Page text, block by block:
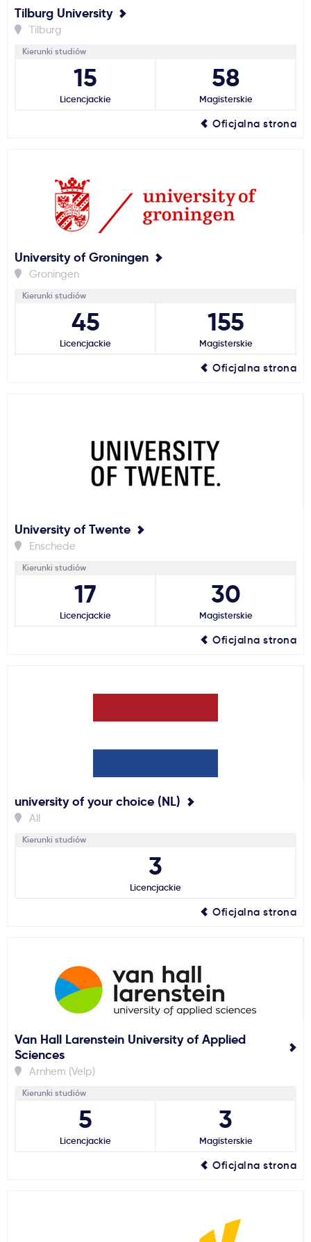
Tilburg University
Tilburg
Kierunki studiów
15
Licencjackie
58
Magisterskie
Oficjalna strona
University of Groningen
Groningen
Kierunki studiów
45
Licencjackie
155
Magisterskie
Oficjalna strona
University of Twente
Enschede
Kierunki studiów
17
Licencjackie
30
Magisterskie
Oficjalna strona
university of your choice (NL)
All
Kierunki studiów
3
Licencjackie
Oficjalna strona
Van Hall Larenstein University of Applied
Sciences
Arnhem (Velp)
Kierunki studiów
5
Licencjackie
3
Magisterskie
Oficjalna strona